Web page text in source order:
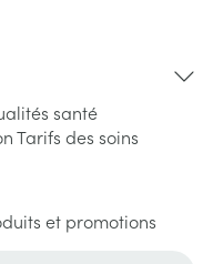
santé
Tarifs des soins
et promotions